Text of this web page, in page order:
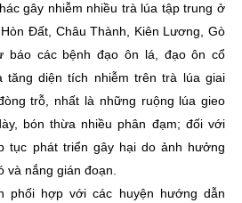
gây nhiễm nhiều trà lúa tập trung ở
Đất, Châu Thành, Kiên Lương, Gò
báo các bệnh đạo ôn lá, đạo ôn cổ
tăng diện tích nhiễm trên trà lúa giai
trỗ, nhất là những ruộng lúa gieo
bón thừa nhiều phân đạm; đối với
tục phát triển gây hại do ảnh hưởng
và nắng gián đoạn.
phối hợp với các huyện hướng dẫn